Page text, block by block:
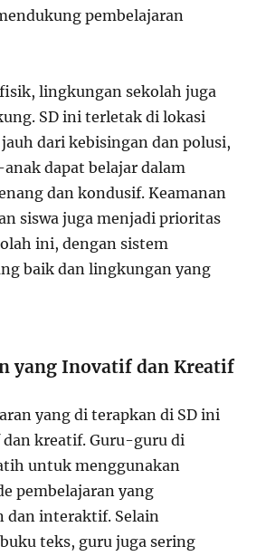
pembelajaran
lingkungan sekolah juga
SD ini terletak di lokasi
dari kebisingan dan polusi,
dapat belajar dalam
dan kondusif. Keamanan
siswa juga menjadi prioritas
ini, dengan sistem
baik dan lingkungan yang
yang Inovatif dan Kreatif
yang di terapkan di SD ini
kreatif. Guru-guru di
untuk menggunakan
pembelajaran yang
dan interaktif. Selain
teks, guru juga sering